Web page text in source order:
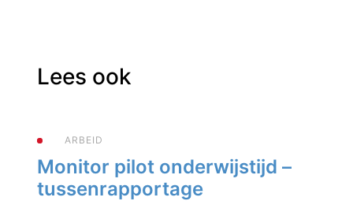
Lees ook
ARBEID
Monitor pilot onderwijstijd –
tussenrapportage